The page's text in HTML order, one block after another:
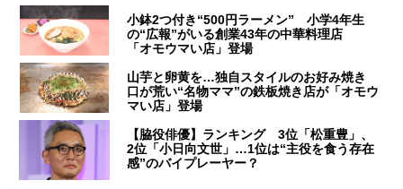
小鉢2つ付き“500円ラーメン” 小学4年生
の“広報”がいる創業43年の中華料理店
「オモウマい店」登場
山芋と卵黄を…独自スタイルのお好み焼き
口が荒い“名物ママ”の鉄板焼き店が「オモウ
マい店」登場
【脇役俳優】ランキング 3位「松重豊」、
2位「小日向文世」…1位は“主役を食う存在
感”のバイプレーヤー？